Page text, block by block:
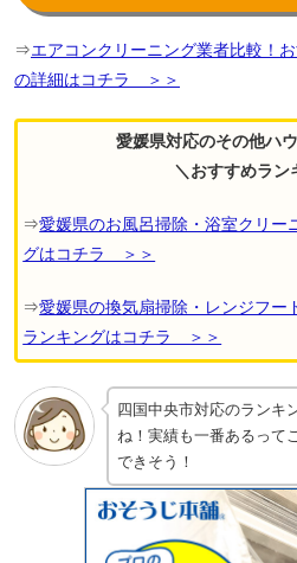
⇒エアコンクリーニング業者比較！
の詳細はコチラ ＞＞
愛媛県対応のその他ハ
＼おすすめラン
⇒愛媛県のお風呂掃除・浴室クリー
グはコチラ ＞＞
⇒愛媛県の換気扇掃除・レンジフー
ランキングはコチラ ＞＞
四国中央市対応のランキ
ね！実績も一番あるって
できそう！